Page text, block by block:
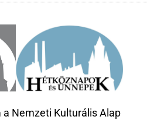
Nemzeti Kulturális Alap